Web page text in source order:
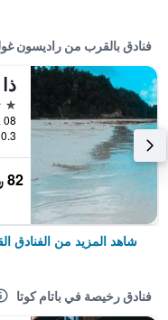
فنادق بالقرب من راديسون
3 نجوم
0.3 كيلومتر عن وسط المدينة
82 ﷼
شاهد المزيد من الفنادق
فنادق رخيصة في باتام كوتا